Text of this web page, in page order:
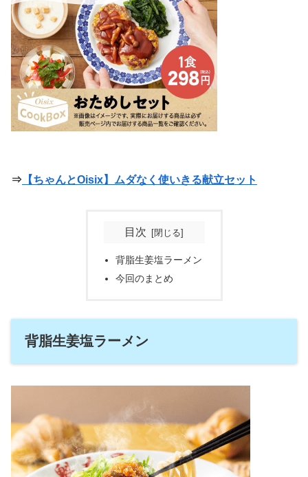
⇒ 【ちゃんとOisix】ムダなく使いきる献立セット
目次
背脂生姜塩ラーメン
今回のまとめ
背脂生姜塩ラーメン